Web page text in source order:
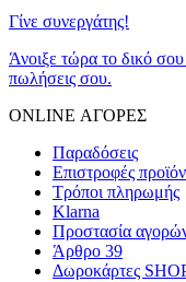
Γίνε συνεργάτης!
Άνοιξε τώρα το δικό
πωλήσεις σου.
ONLINE ΑΓΟΡΕΣ
Παραδόσεις
Επιστροφές
Τρόποι πληρωμής
Klarna
Προστασία
Άρθρο 39
Δωροκάρτες